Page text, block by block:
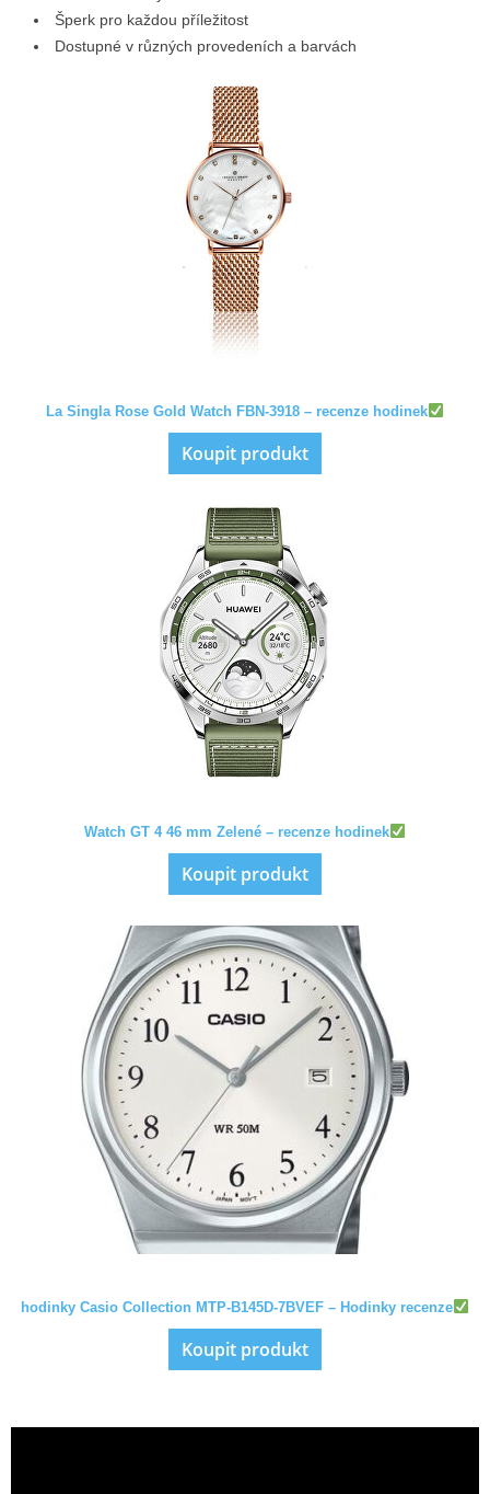
Šperk pro každou příležitost
Dostupné v různých provedeních a barvách
La Singla Rose Gold Watch FBN-3918 – recenze hodinek
Koupit produkt
Watch GT 4 46 mm Zelené – recenze hodinek
Koupit produkt
hodinky Casio Collection MTP-B145D-7BVEF – Hodinky recenze
Koupit produkt